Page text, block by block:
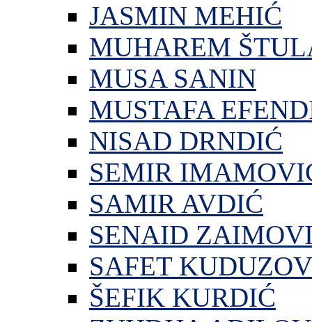
JASMIN MEHIĆ
MUHAREM
MUSA SANIN
MUSTAFA
NISAD DRNDIĆ
SEMIR
SAMIR AVDIĆ
SENAID
SAFET
ŠEFIK KURDIĆ